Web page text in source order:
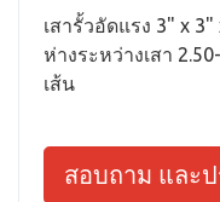
เสารั้วอัดแรง 3" x
ห่างระหว่างเสา
เส้น
สอบถาม และ